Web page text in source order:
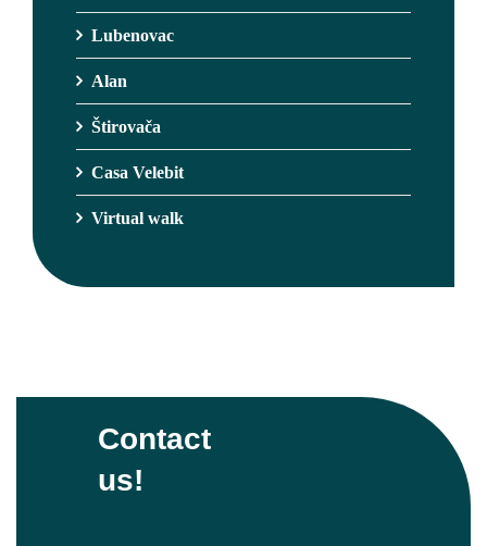
Lubenovac
Alan
Štirovača
Casa Velebit
Virtual walk
Contact
us!